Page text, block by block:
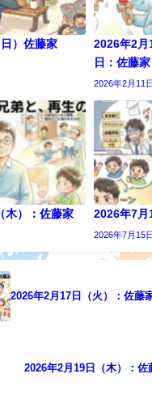
）佐藤家
2026年2月
日：佐藤家
2026年2月11日
木）：佐藤家 2026年7月
2026年7月15日
2026年2月17日（火）：佐藤
2026年2月19日（木）：佐